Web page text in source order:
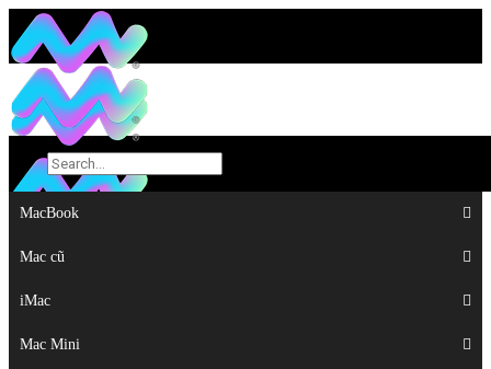
MacBook
Mac cũ
iMac
MacBook
Mac cũ
iMac
Mac Mini